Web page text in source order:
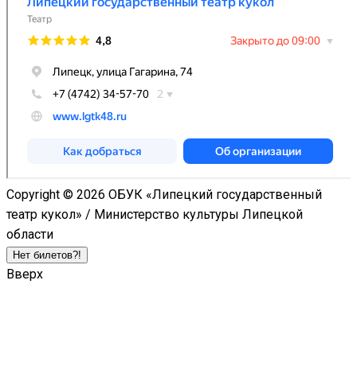
Copyright © 2026 ОБУК «Липецкий государственный
театр кукол» / Министерство культуры Липецкой
области
Нет билетов?!
Вверх